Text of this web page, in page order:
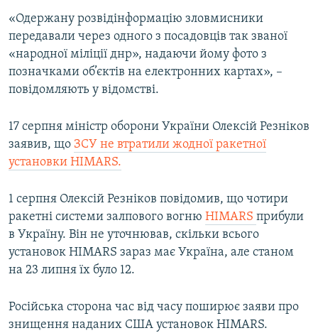
«Одержану розвідінформацію зловмисники
передавали через одного з посадовців так званої
«народної міліції днр», надаючи йому фото з
позначками об’єктів на електронних картах», –
повідомляють у відомстві.
17 серпня міністр оборони України Олексій Резніков
заявив, що ЗСУ не втратили жодної ракетної
установки HIMARS.
1 серпня Олексій Резніков повідомив, що чотири
ракетні системи залпового вогню HIMARS прибули
в Україну. Він не уточнював, скільки всього
установок HIMARS зараз має Україна, але станом
на 23 липня їх було 12.
Російська сторона час від часу поширює заяви про
знищення наданих США установок HIMARS.